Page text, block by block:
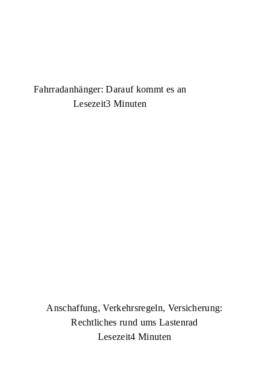
Fahrradanhänger: Darauf kommt es an
Lesezeit3 Minuten
Anschaffung, Verkehrsregeln, Versicherung:
Rechtliches rund ums Lastenrad
Lesezeit4 Minuten